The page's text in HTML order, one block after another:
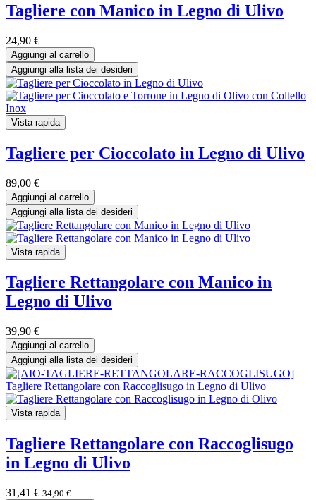
Tagliere con Manico in Legno di Ulivo
24,90 €
Aggiungi al carrello
Aggiungi alla lista dei desideri
Vista rapida
Tagliere per Cioccolato in Legno di Ulivo
89,00 €
Aggiungi al carrello
Aggiungi alla lista dei desideri
Vista rapida
Tagliere Rettangolare con Manico in
Legno di Ulivo
39,90 €
Aggiungi al carrello
Aggiungi alla lista dei desideri
Vista rapida
Tagliere Rettangolare con Raccoglisugo
in Legno di Ulivo
31,41 € 34,90€